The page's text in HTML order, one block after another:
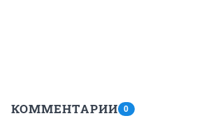
КОММЕНТАРИИ 0